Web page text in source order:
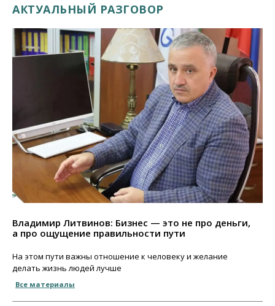
АКТУАЛЬНЫЙ РАЗГОВОР
Владимир Литвинов: Бизнес — это не про деньги,
а про ощущение правильности пути
На этом пути важны отношение к человеку и желание
делать жизнь людей лучше
Все материалы